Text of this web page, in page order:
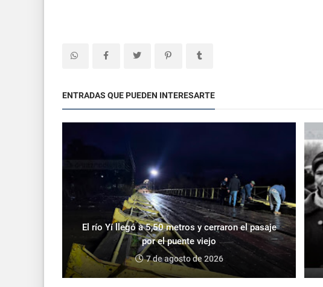
ENTRADAS QUE PUEDEN INTERESARTE
El río Yí llegó a 5,50 metros y cerraron el pasaje
por el puente viejo
7 de agosto de 2026